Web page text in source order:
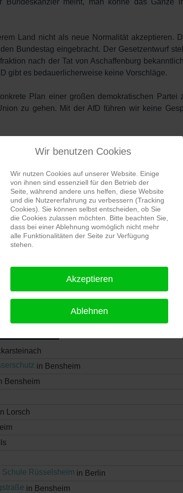
Land nicht als neue Normalität akzeptieren.
Bundestag eingebracht. Der Gesetzentwurf
nach der Tat von Aschaffenburg
gibt es bedauerlicherweise keine Vorschläge.
Plan einer großen demokratischen Partei
zu gehen. Mit der AfD führen wir keine
unserem 5-Punkte-Plan für einen
ihre politische Arbeitsgrundlage. Die
Fremdenfeindlichkeit zu schüren und
Putins Eurasischer Wirtschaftsunion
Partner, sondern unser politischer Gegner."
Ebene mit Extremisten
2008 in Hessen unter Führung von Frau Ypsilanti
in Bensheim
Bensheim
Lorsch
Rüsselsheim in Berlin
in Bensheim
Wir benutzen Cookies
Wir nutzen Cookies auf unserer Website. Einige
von ihnen sind essenziell für den Betrieb der
Seite, während andere uns helfen, diese Website
und die Nutzererfahrung zu verbessern (Tracking
Cookies). Sie können selbst entscheiden, ob Sie
die Cookies zulassen möchten. Bitte beachten Sie,
dass bei einer Ablehnung womöglich nicht mehr
alle Funktionalitäten der Seite zur Verfügung
stehen.
Akzeptieren
Ablehnen